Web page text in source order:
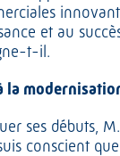
et au
t-il.
la
ses débuts,
conscient